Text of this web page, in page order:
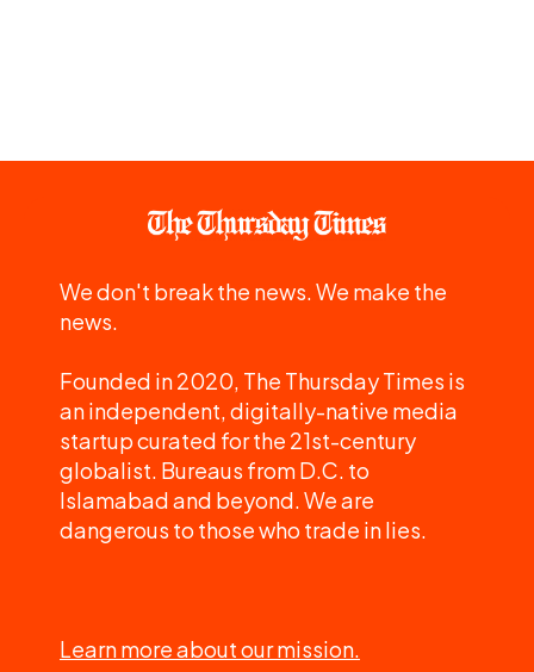
We don't break the news. We make the
news.
Founded in 2020, The Thursday Times is
an independent, digitally-native media
startup curated for the 21st-century
globalist. Bureaus from D.C. to
Islamabad and beyond. We are
dangerous to those who trade in lies.
Learn more about our mission.